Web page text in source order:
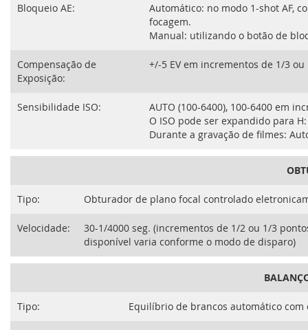
Bloqueio AE:
Automático: no modo 1-shot AF,
focagem.
Manual: utilizando o botão de
Compensação de
Exposição:
+/-5 EV em incrementos de 1/3
Sensibilidade ISO:
AUTO (100-6400), 100-6400 em
O ISO pode ser expandido para
Durante a gravação de filmes:
Tipo: Obturador de plano focal controlado
Velocidade:
30-1/4000 seg. (incrementos de 1/2 ou 1/3
disponível varia conforme o modo de disparo)
Tipo: Equilíbrio de brancos automático com